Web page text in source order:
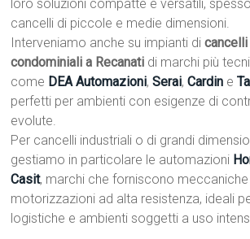
loro soluzioni compatte e versatili,
cancelli di piccole e medie dimensioni.
Interveniamo anche su impianti di
condominiali a Recanati di marchi più
come DEA Automazioni,Serai,Cardin e
perfetti per ambienti con esigenze di
evolute.
Per cancelli industriali o di grandi
gestiamo in particolare le automazioni
Casit, marchi che forniscono
motorizzazioni ad alta resistenza, ideali
logistiche e ambienti soggetti a uso